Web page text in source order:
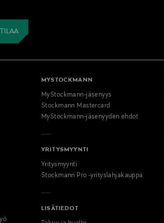
MYSTOCKMANN
MyStockmann-jäsenyys
Stockmann Mastercard
MyStockmann-jäsenyyden ehdot
YRITYSMYYNTI
Yritysmyynti
Stockmann Pro -yrityslahjakauppa
LISÄTIEDOT